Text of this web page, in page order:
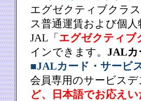
エグゼクティブクラ
ス普通運賃および個
JAL「 エグゼクティブ
インできます。 JALカ
■JALカード・サービ
会員専用のサービス
ど、日本語でお応え